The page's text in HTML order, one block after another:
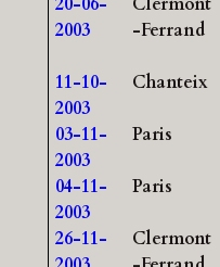
2003
-Ferrand
11-10-
2003
Chanteix
03-11-
2003
Paris
04-11-
2003
Paris
26-11-
Clermont